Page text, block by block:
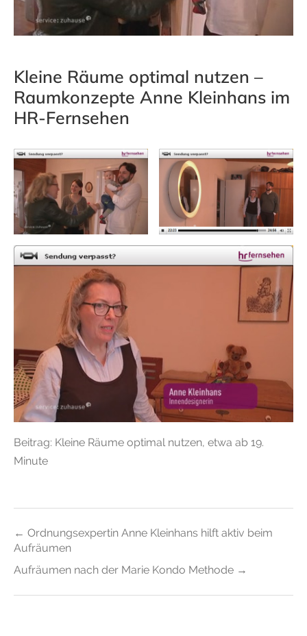
Kleine Räume optimal nutzen –
Raumkonzepte Anne Kleinhans im
HR-Fernsehen
Beitrag: Kleine Räume optimal nutzen, etwa ab 19.
Minute
← Ordnungsexpertin Anne Kleinhans hilft aktiv beim
Aufräumen
Aufräumen nach der Marie Kondo Methode →